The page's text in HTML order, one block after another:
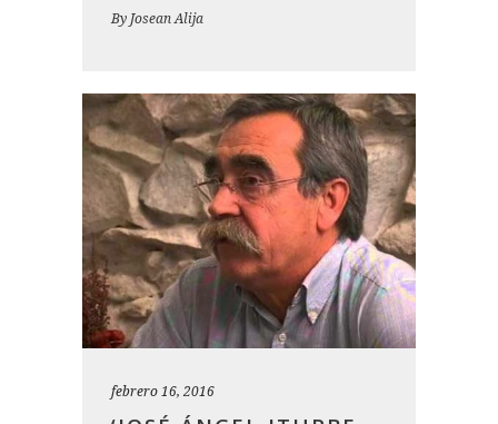
By Josean Alija
febrero 16, 2016